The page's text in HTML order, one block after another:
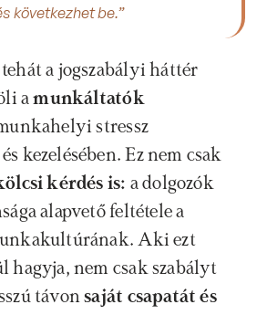
következhet be.”
tehát a jogszabályi háttér
a munkáltatók
stressz
kezelésében. Ez nem csak
kérdés is: a dolgozók
alapvető feltétele a
Aki ezt
nem csak szabályt
távon saját csapatát és